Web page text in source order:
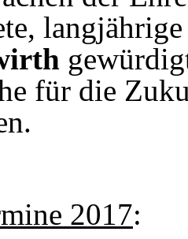
für die
2017: